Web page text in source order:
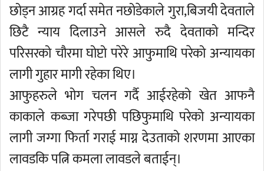
छोड्न आग्रह गर्दा समेत नछोडेकाले गुरा,बिजयी देवताले
छिटै न्याय दिलाउने आसले रुदै देवताको मन्दिर
परिसरको चौरमा घोप्टो परेरे आफुमाथि परेको अन्यायका
लागी गुहार मागी रहेका थिए।
आफुहरुले भोग चलन गर्दै आईरहेको खेत आफनै
काकाले कब्जा गरेपछी पछिफुमाथि परेको अन्यायका
लागी जग्गा फिर्ता गराई माग्न देउताको शरणमा आएका
लावडकि पत्नि कमला लावडले बताईन्।